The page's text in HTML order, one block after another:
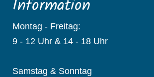
Information
Montag - Freitag:
9 - 12 Uhr & 14 - 18 Uhr
Samstag & Sonntag